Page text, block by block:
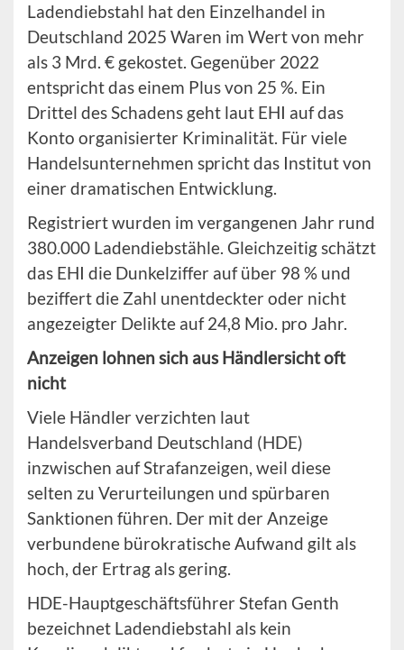
Ladendiebstahl hat den Einzelhandel in
Deutschland 2025 Waren im Wert von mehr
als 3 Mrd. € gekostet. Gegenüber 2022
entspricht das einem Plus von 25 %. Ein
Drittel des Schadens geht laut EHI auf das
Konto organisierter Kriminalität. Für viele
Handelsunternehmen spricht das Institut von
einer dramatischen Entwicklung.
Registriert wurden im vergangenen Jahr rund
380.000 Ladendiebstähle. Gleichzeitig schätzt
das EHI die Dunkelziffer auf über 98 % und
beziffert die Zahl unentdeckter oder nicht
angezeigter Delikte auf 24,8 Mio. pro Jahr.
Anzeigen lohnen sich aus Händlersicht oft
nicht
Viele Händler verzichten laut
Handelsverband Deutschland (HDE)
inzwischen auf Strafanzeigen, weil diese
selten zu Verurteilungen und spürbaren
Sanktionen führen. Der mit der Anzeige
verbundene bürokratische Aufwand gilt als
hoch, der Ertrag als gering.
HDE-Hauptgeschäftsführer Stefan Genth
bezeichnet Ladendiebstahl als kein